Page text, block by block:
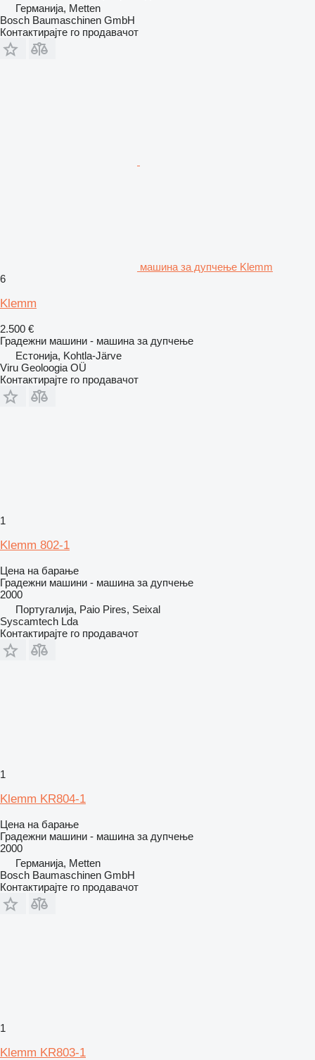
Германија, Metten
Bosch Baumaschinen GmbH
Контактирајте го продавачот
машина за дупчење Klemm
6
Klemm
2.500 €
Градежни машини - машина за дупчење
Естонија, Kohtla-Järve
Viru Geoloogia OÜ
Контактирајте го продавачот
1
Klemm 802-1
Цена на барање
Градежни машини - машина за дупчење
2000
Португалија, Paio Pires, Seixal
Syscamtech Lda
Контактирајте го продавачот
1
Klemm KR804-1
Цена на барање
Градежни машини - машина за дупчење
2000
Германија, Metten
Bosch Baumaschinen GmbH
Контактирајте го продавачот
1
Klemm KR803-1